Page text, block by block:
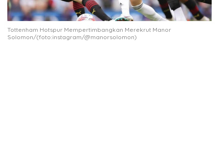
Tottenham Hotspur Mempertimbangkan Merekrut Manor
Solomon/(foto:instagram/@manorsolomon)